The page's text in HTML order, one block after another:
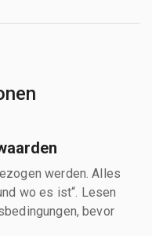
werden. Alles
wo es ist“. Lesen
bevor